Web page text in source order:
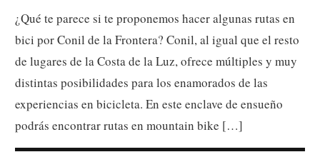
¿Qué te parece si te proponemos hacer algunas rutas en
bici por Conil de la Frontera? Conil, al igual que el resto
de lugares de la Costa de la Luz, ofrece múltiples y muy
distintas posibilidades para los enamorados de las
experiencias en bicicleta. En este enclave de ensueño
podrás encontrar rutas en mountain bike […]